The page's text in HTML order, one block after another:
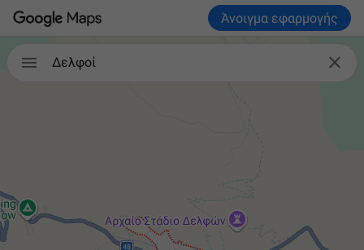
Άνοιγμα εφαρμογής
 
Δελφοί